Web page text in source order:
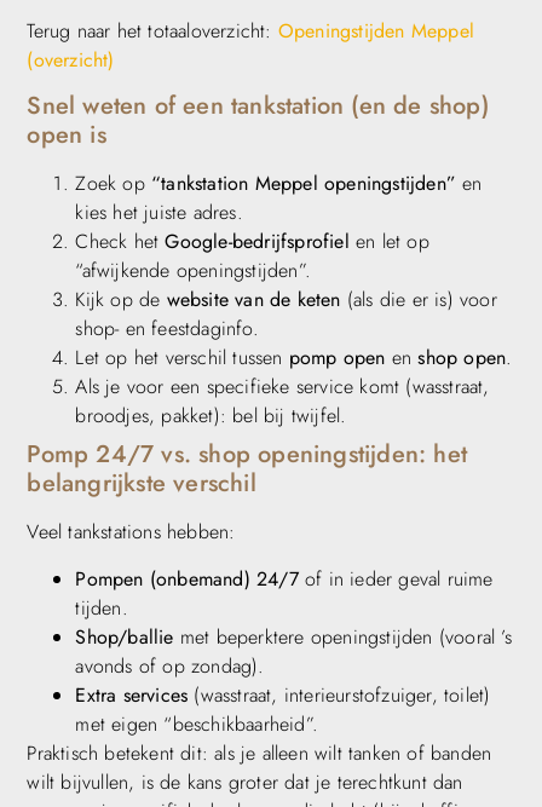
Terug naar het totaaloverzicht: Openingstijden Meppel
(overzicht)
Snel weten of een tankstation (en de shop)
open is
Zoek op “tankstation Meppel openingstijden” en
kies het juiste adres.
Check hetGoogle-bedrijfsprofiel en let op
“afwijkende openingstijden”.
Kijk op de website van de keten (als die er is) voor
shop- en feestdaginfo.
Let op het verschil tussen pomp open enshop open.
Als je voor een specifieke service komt (wasstraat,
broodjes, pakket): bel bij twijfel.
Pomp 24/7 vs. shop openingstijden: het
belangrijkste verschil
Veel tankstations hebben:
Pompen (onbemand) 24/7of in ieder geval ruime
tijden.
Shop/ballie met beperktere openingstijden (vooral ’s
avonds of op zondag).
Extra services (wasstraat, interieurstofzuiger, toilet)
met eigen “beschikbaarheid”.
Praktisch betekent dit: als je alleen wilt tanken of banden
wilt bijvullen, is de kans groter dat je terechtkunt dan